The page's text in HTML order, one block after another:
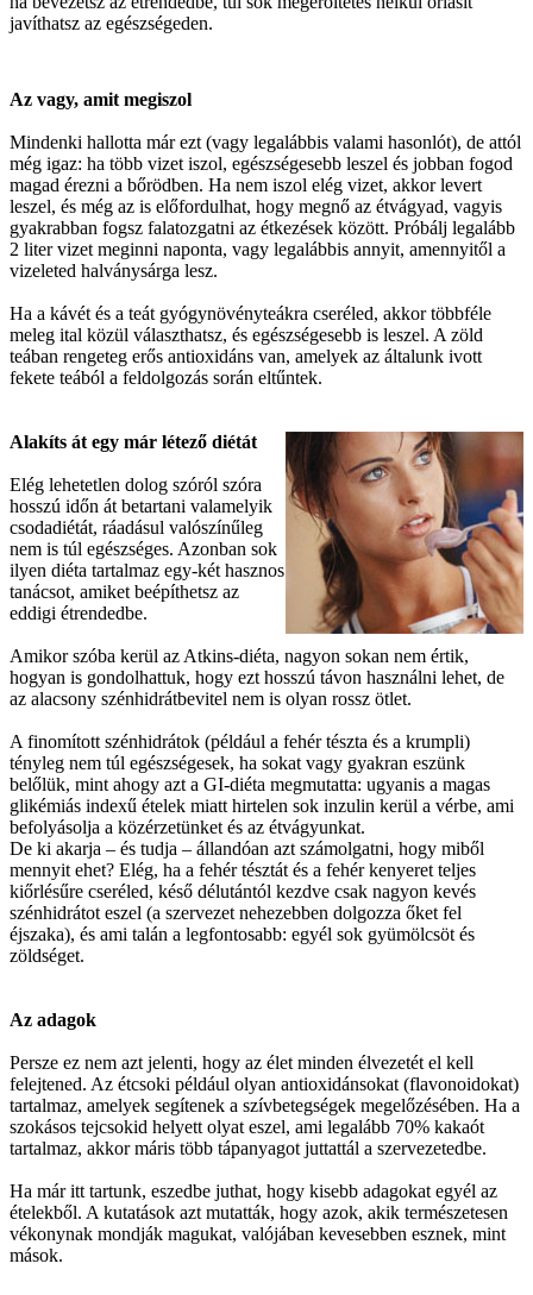
javíthatsz az egészségeden.
Az vagy, amit megiszol
Mindenki hallotta már ezt (vagy legalábbis valami hasonlót), de attól
még igaz: ha több vizet iszol, egészségesebb leszel és jobban fogod
magad érezni a bőrödben. Ha nem iszol elég vizet, akkor levert
leszel, és még az is előfordulhat, hogy megnő az étvágyad, vagyis
gyakrabban fogsz falatozgatni az étkezések között. Próbálj legalább
2 liter vizet meginni naponta, vagy legalábbis annyit, amennyitől a
vizeleted halványsárga lesz.
Ha a kávét és a teát gyógynövényteákra cseréled, akkor többféle
meleg ital közül választhatsz, és egészségesebb is leszel. A zöld
teában rengeteg erős antioxidáns van, amelyek az általunk ivott
fekete teából a feldolgozás során eltűntek.
Alakíts át egy már létező diétát
Elég lehetetlen dolog szóról szóra
hosszú időn át betartani valamelyik
csodadiétát, ráadásul valószínűleg
nem is túl egészséges. Azonban sok
ilyen diéta tartalmaz egy-két hasznos
tanácsot, amiket beépíthetsz az
eddigi étrendedbe.
Amikor szóba kerül az Atkins-diéta, nagyon sokan nem értik,
hogyan is gondolhattuk, hogy ezt hosszú távon használni lehet, de
az alacsony szénhidrátbevitel nem is olyan rossz ötlet.
A finomított szénhidrátok (például a fehér tészta és a krumpli)
tényleg nem túl egészségesek, ha sokat vagy gyakran eszünk
belőlük, mint ahogy azt a GI-diéta megmutatta: ugyanis a magas
glikémiás indexű ételek miatt hirtelen sok inzulin kerül a vérbe, ami
befolyásolja a közérzetünket és az étvágyunkat.
De ki akarja – és tudja – állandóan azt számolgatni, hogy miből
mennyit ehet? Elég, ha a fehér tésztát és a fehér kenyeret teljes
kiőrlésűre cseréled, késő délutántól kezdve csak nagyon kevés
szénhidrátot eszel (a szervezet nehezebben dolgozza őket fel
éjszaka), és ami talán a legfontosabb: egyél sok gyümölcsöt és
zöldséget.
Az adagok
Persze ez nem azt jelenti, hogy az élet minden élvezetét el kell
felejtened. Az étcsoki például olyan antioxidánsokat (flavonoidokat)
tartalmaz, amelyek segítenek a szívbetegségek megelőzésében. Ha a
szokásos tejcsokid helyett olyat eszel, ami legalább 70% kakaót
tartalmaz, akkor máris több tápanyagot juttattál a szervezetedbe.
Ha már itt tartunk, eszedbe juthat, hogy kisebb adagokat egyél az
ételekből. A kutatások azt mutatták, hogy azok, akik természetesen
vékonynak mondják magukat, valójában kevesebben esznek, mint
mások.